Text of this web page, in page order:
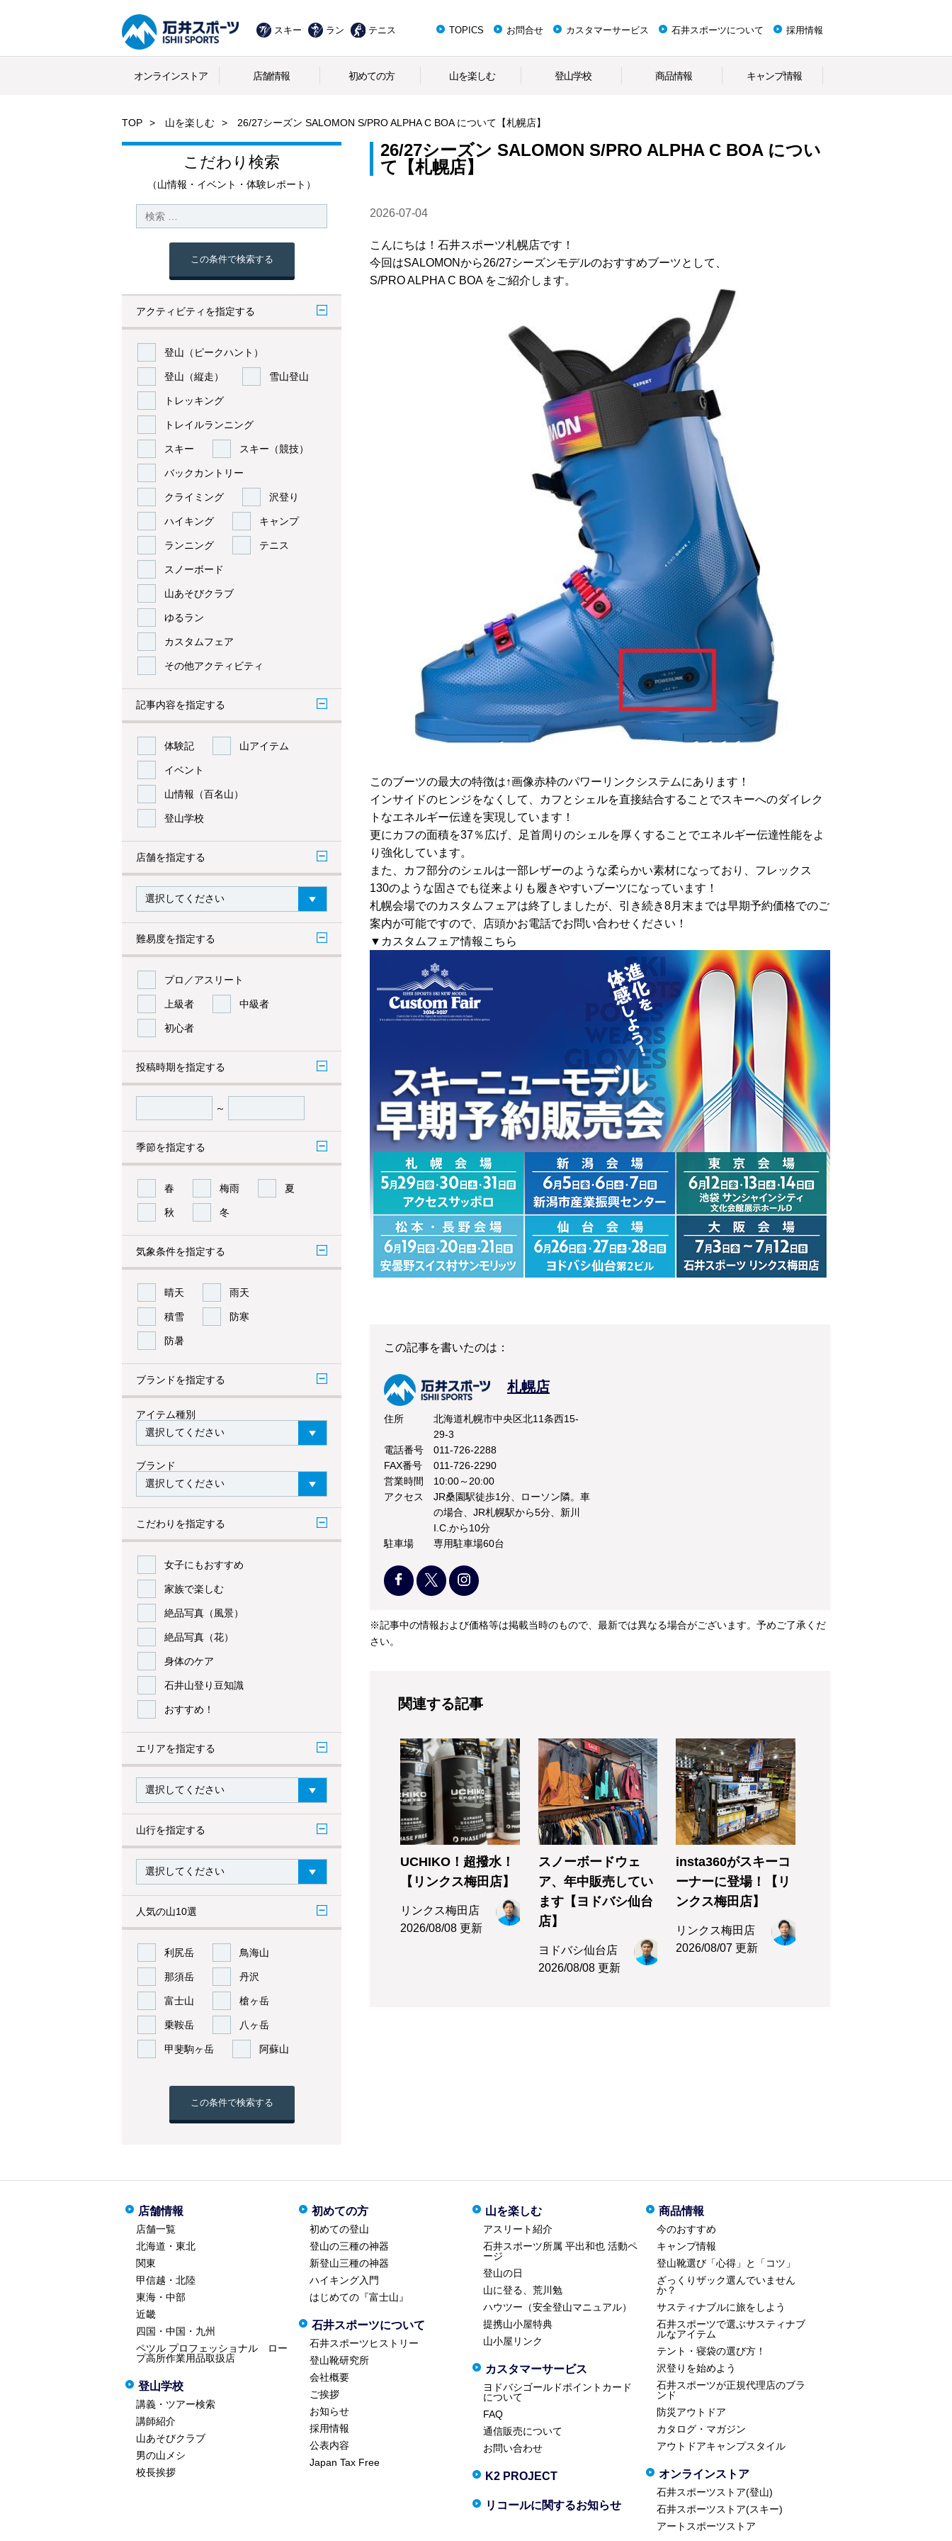
スキー ラン テニス TOPICS お問合せ カスタマーサービス 石井スポーツについて 採用情報
オンラインストア 店舗情報 初めての方 山を楽しむ 登山学校 商品情報 キャンプ情報
TOP 山を楽しむ 26/27シーズン SALOMON S/PRO ALPHA C BOA について【札幌店】
こだわり検索
（山情報・イベント・体験レポート）
この条件で検索する
アクティビティを指定する
登山（ピークハント）
登山（縦走） 雪山登山
トレッキング
トレイルランニング
スキー スキー（競技）
バックカントリー
クライミング 沢登り
ハイキング キャンプ
ランニング テニス
スノーボード
山あそびクラブ
ゆるラン
カスタムフェア
その他アクティビティ
記事内容を指定する
体験記 山アイテム
イベント
山情報（百名山）
登山学校
店舗を指定する
難易度を指定する
プロ／アスリート
上級者 中級者
初心者
投稿時期を指定する
～
季節を指定する
春 梅雨 夏
秋 冬
気象条件を指定する
晴天 雨天
積雪 防寒
防暑
ブランドを指定する
アイテム種別
ブランド
こだわりを指定する
女子にもおすすめ
家族で楽しむ
絶品写真（風景）
絶品写真（花）
身体のケア
石井山登り豆知識
おすすめ！
エリアを指定する
山行を指定する
人気の山10選
利尻岳 鳥海山
那須岳 丹沢
富士山 槍ヶ岳
乗鞍岳 八ヶ岳
甲斐駒ヶ岳 阿蘇山
この条件で検索する
26/27シーズン SALOMON S/PRO ALPHA C BOA につい
て【札幌店】
2026-07-04
こんにちは！石井スポーツ札幌店です！
今回はSALOMONから26/27シーズンモデルのおすすめブーツとして、
S/PRO ALPHA C BOA をご紹介します。
このブーツの最大の特徴は↑画像赤枠のパワーリンクシステムにあります！
インサイドのヒンジをなくして、カフとシェルを直接結合することでスキーへのダイレク
トなエネルギー伝達を実現しています！
更にカフの面積を37％広げ、足首周りのシェルを厚くすることでエネルギー伝達性能をよ
り強化しています。
また、カフ部分のシェルは一部レザーのような柔らかい素材になっており、フレックス
130のような固さでも従来よりも履きやすいブーツになっています！
札幌会場でのカスタムフェアは終了しましたが、引き続き8月末までは早期予約価格でのご
案内が可能ですので、店頭かお電話でお問い合わせください！
▼カスタムフェア情報こちら
この記事を書いたのは：
札幌店
住所
北海道札幌市中央区北11条西15-
29-3
電話番号
011-726-2288
FAX番号
011-726-2290
営業時間
10:00～20:00
アクセス
JR桑園駅徒歩1分、ローソン隣。車
の場合、JR札幌駅から5分、新川
I.C.から10分
駐車場
専用駐車場60台
※記事中の情報および価格等は掲載当時のもので、最新では異なる場合がございます。予めご了承くだ
さい。
関連する記事
UCHIKO！超撥水！
【リンクス梅田店】
リンクス梅田店
2026/08/08 更新
スノーボードウェ
ア、年中販売してい
ます【ヨドバシ仙台
店】
ヨドバシ仙台店
2026/08/08 更新
insta360がスキーコ
ーナーに登場！【リ
ンクス梅田店】
リンクス梅田店
2026/08/07 更新
店舗情報
店舗一覧
北海道・東北
関東
甲信越・北陸
東海・中部
近畿
四国・中国・九州
ペツル プロフェッショナル ロー
プ高所作業用品取扱店
登山学校
講義・ツアー検索
講師紹介
山あそびクラブ
男の山メシ
校長挨拶
初めての方
初めての登山
登山の三種の神器
新登山三種の神器
ハイキング入門
はじめての『富士山』
石井スポーツについて
石井スポーツヒストリー
登山靴研究所
会社概要
ご挨拶
お知らせ
採用情報
公表内容
Japan Tax Free
山を楽しむ
アスリート紹介
石井スポーツ所属 平出和也 活動ペ
ージ
登山の日
山に登る、荒川勉
ハウツー（安全登山マニュアル）
提携山小屋特典
山小屋リンク
カスタマーサービス
ヨドバシゴールドポイントカード
について
FAQ
通信販売について
お問い合わせ
K2 PROJECT
リコールに関するお知らせ
商品情報
今のおすすめ
キャンプ情報
登山靴選び「心得」と「コツ」
ざっくりザック選んでいません
か？
サスティナブルに旅をしよう
石井スポーツで選ぶサスティナブ
ルなアイテム
テント・寝袋の選び方！
沢登りを始めよう
石井スポーツが正規代理店のブラ
ンド
防災アウトドア
カタログ・マガジン
アウトドアキャンプスタイル
オンラインストア
石井スポーツストア(登山)
石井スポーツストア(スキー)
アートスポーツストア